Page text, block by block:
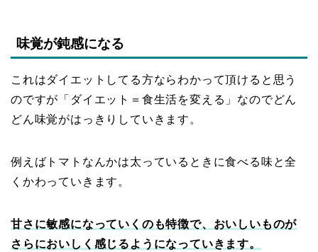
味覚が鈍感になる
これはダイエットしてる方ならわかって頂けると思う
のですが「ダイエット＝食生活を変える」なのでどん
どん味覚がはっきりしていきます。
例えばトマトなんかは太っているときに食べる味と全
くかわっていきます。
甘さに敏感になっていくのも特徴で、おいしいものが
さらにおいしく感じるようになっていきます。